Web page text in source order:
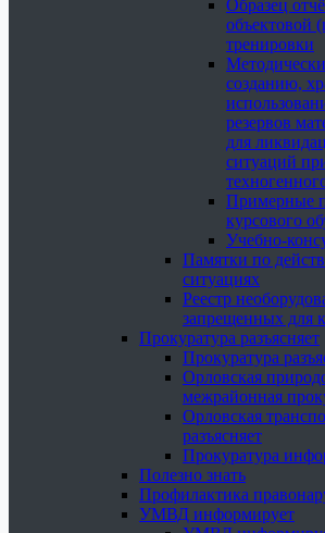
Образец
объектовой
тренировки
созданию,
резервов
для
ситуаций
Примерные
курсового
Учебно-
Памятки по
ситуациях
Реестр
запрещенных для
Прокуратура разъясняет
Прокуратура
Орловская
межрайонная
Орловская
разъясняет
Прокуратура
Полезно знать
Профилактика
УМВД информирует